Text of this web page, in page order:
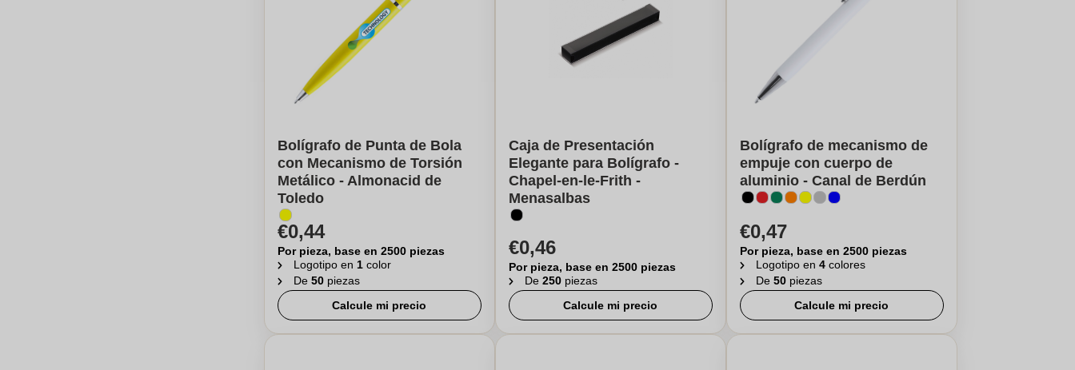
Bolígrafo de Punta de Bola
con Mecanismo de Torsión
Metálico - Almonacid de
Toledo
€0,44
Por pieza, base en 2500 piezas
Logotipo en 1 color
De 50 piezas
Calcule mi precio
Caja de Presentación
Elegante para Bolígrafo -
Chapel-en-le-Frith -
Menasalbas
€0,46
Por pieza, base en 2500 piezas
De 250 piezas
Calcule mi precio
Bolígrafo de mecanismo de
empuje con cuerpo de
aluminio - Canal de Berdún
€0,47
Por pieza, base en 2500 piezas
Logotipo en 4 colores
De 50 piezas
Calcule mi precio